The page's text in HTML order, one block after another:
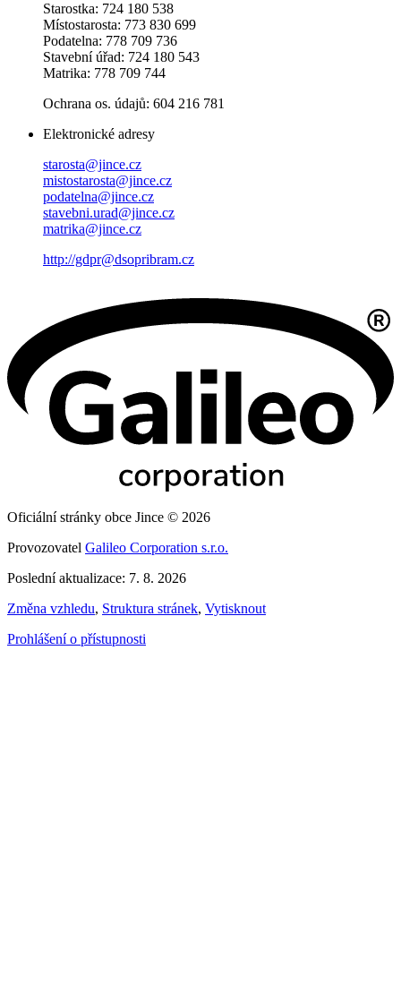
Starostka: 724 180 538
Místostarosta: 773 830 699
Podatelna: 778 709 736
Stavební úřad: 724 180 543
Matrika: 778 709 744
Ochrana os. údajů: 604 216 781
Elektronické adresy
starosta@jince.cz
mistostarosta@jince.cz
podatelna@jince.cz
stavebni.urad@jince.cz
matrika@jince.cz
http://gdpr@dsopribram.cz
Oficiální stránky obce Jince © 2026
Provozovatel Galileo Corporation s.r.o.
Poslední aktualizace: 7. 8. 2026
Změna vzhledu, Struktura stránek, Vytisknout
Prohlášení o přístupnosti